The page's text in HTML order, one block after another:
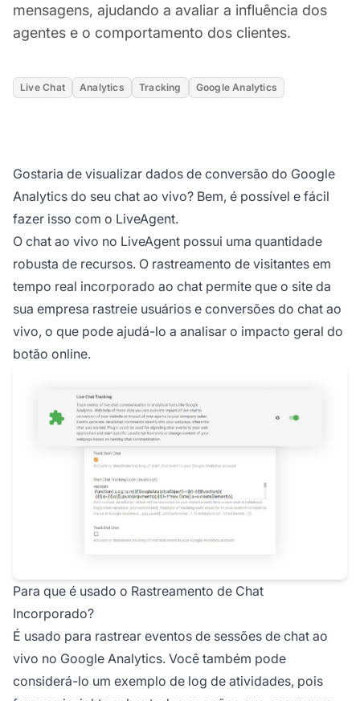
mensagens, ajudando a avaliar a influência dos
agentes e o comportamento dos clientes.
Live Chat Analytics Tracking Google Analytics
Gostaria de visualizar dados de conversão do Google
Analytics do seu chat ao vivo? Bem, é possível e fácil
fazer isso com o LiveAgent.
O chat ao vivo no LiveAgent possui uma quantidade
robusta de recursos. O rastreamento de visitantes em
tempo real incorporado ao chat permite que o site da
sua empresa rastreie usuários e conversões do chat ao
vivo, o que pode ajudá-lo a analisar o impacto geral do
botão online.
Para que é usado o Rastreamento de Chat
Incorporado?
É usado para rastrear eventos de sessões de chat ao
vivo no Google Analytics. Você também pode
considerá-lo um exemplo de log de atividades, pois